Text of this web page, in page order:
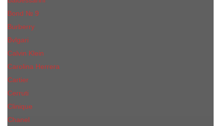
Bond № 9
Burberry
Bvlgari
Calvin Klein
Carolina Herrera
Cartier
Cerruti
Сliniquе
Chanel